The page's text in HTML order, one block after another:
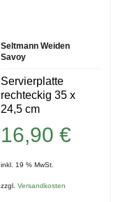
Seltmann Weiden
Savoy
Servierplatte
rechteckig 35 x
24,5 cm
16,90€
inkl. 19 % MwSt.
zzgl.Versandkosten